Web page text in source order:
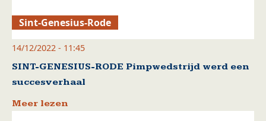
Sint-Genesius-Rode
14/12/2022 - 11:45
SINT-GENESIUS-RODE Pimpwedstrijd werd een
succesverhaal
Meer lezen